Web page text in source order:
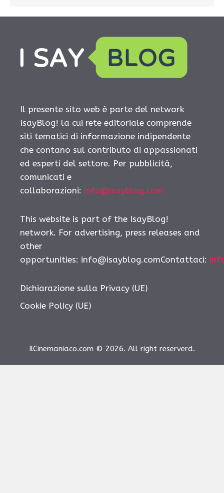
Il presente sito web è parte del network
IsayBlog! la cui rete editoriale comprende
siti tematici di informazione indipendente
che contano sul contributo di appassionati
ed esperti del settore. Per pubblicità,
comunicati e
collaborazioni: info@isayblog.com
This website is part of the IsayBlog!
network. For advertising, press releases and
other
opportunities: info@isayblog.comContattaci:
Dichiarazione sulla Privacy (UE)
Cookie Policy (UE)
IlCinemaniaco.com © 2026. All right reserverd.